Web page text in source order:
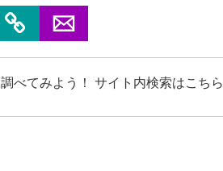
調べてみよう！ サイト内検索はこちら